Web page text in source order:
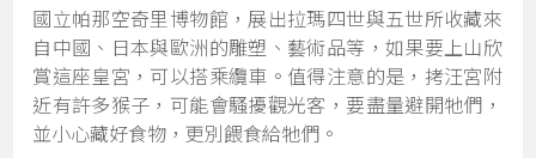
國立帕那空奇里博物館，展出拉瑪四世與五世所收藏來
自中國、日本與歐洲的雕塑、藝術品等，如果要上山欣
賞這座皇宮，可以搭乘纜車。值得注意的是，拷汪宮附
近有許多猴子，可能會騷擾觀光客，要盡量避開牠們，
並小心藏好食物，更別餵食給牠們。